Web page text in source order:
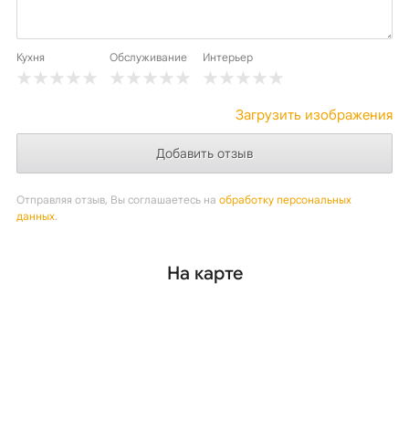
Кухня Обслуживание Интерьер
Загрузить изображения
Отправляя отзыв, Вы соглашаетесь на обработку персональных
данных.
На карте